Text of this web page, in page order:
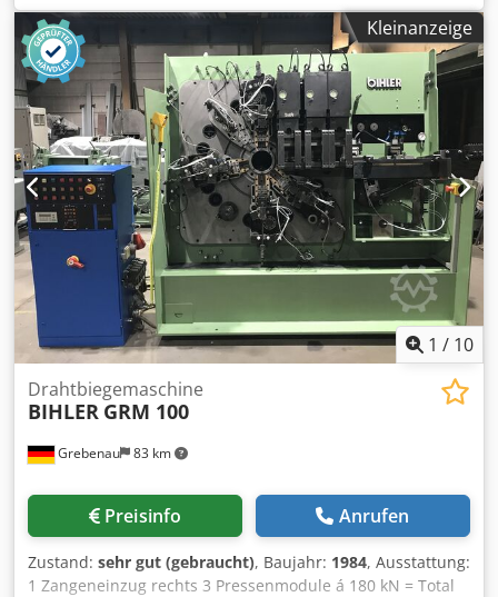
unbegrenzt komplett mit angetriebenem Drahthaspel
WAFIOS H 3 Dedpjy Ehpwsfx Aa Hokr Haspeldurchmesser:
1.600 mm Tragfähigkeit: 1.500 Kg.
Kleinanzeige
1 / 10
Grebenau 83 km
Drahtbiegemaschine
BIHLER GRM 100
Preisinfo Anrufen
Zustand: sehr gut (gebraucht), Baujahr: 1984, Ausstattung:
1 Zangeneinzug rechts 3 Pressenmodule á 180 kN = Total